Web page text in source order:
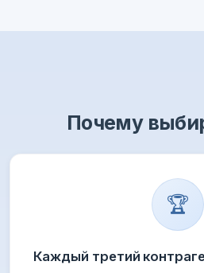
Почему
🏆
Каждый третий